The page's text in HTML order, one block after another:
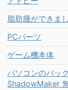
脂肪腫ができま
PCパーツ
ゲーム機本体
パソコンのバッ
ShadowMaker